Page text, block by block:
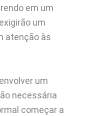
em um
um
atenção às
um
necessária
começar a